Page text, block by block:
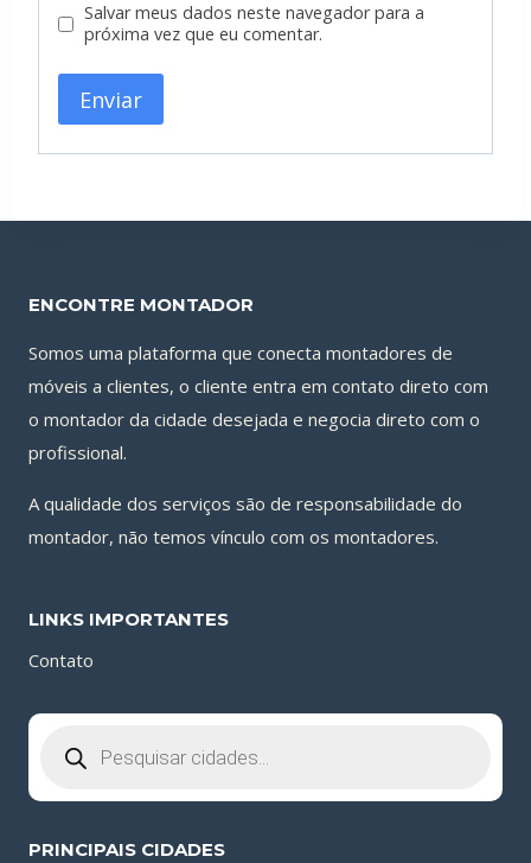
Salvar meus dados neste navegador para a
próxima vez que eu comentar.
ENCONTRE MONTADOR
Somos uma plataforma que conecta montadores de
móveis a clientes, o cliente entra em contato direto com
o montador da cidade desejada e negocia direto com o
profissional.
A qualidade dos serviços são de responsabilidade do
montador, não temos vínculo com os montadores.
LINKS IMPORTANTES
Contato
produtos
PRINCIPAIS CIDADES